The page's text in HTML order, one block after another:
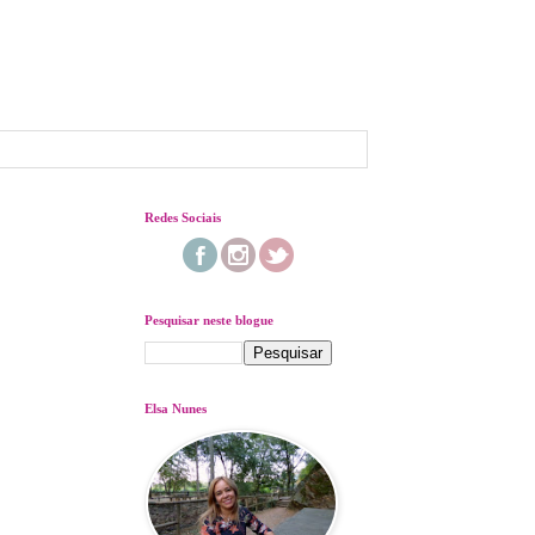
Redes Sociais
Pesquisar neste blogue
Elsa Nunes